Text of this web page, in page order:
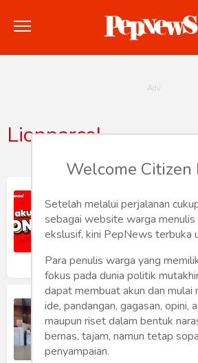
Hankam
Internasional
Bisnis
Humaniora
Sketsa
Lionparcel
Bingung Ingin Pick
Paket Free Ongkir di
Berikut Solusinya
Paso Jagakarsa
Ferro Maulana
Masyarakat Jadi
FIF Tebar Ancaman
Menunggak
Ferro Maulana
Selasa 20 Feb, 2024
Welcome Citizen
Setelah melalui perjalanan
sebagai website warga
ekslusif, kini PepNews terbuka
Para penulis warga yang
fokus pada dunia politik
dapat membuat akun dan mulai
ide, pandangan, gagasan, opini,
maupun riset dalam bentuk
bernas, tajam, namun tetap
penyampaian.